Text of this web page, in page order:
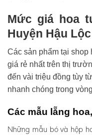
Mức giá hoa
Huyện Hậu
Các sản phẩm tại
giá rẻ nhất trên thị
đến vài triệu đồng tùy
nhanh chóng trong
Các mẫu lẵng
Những mẫu bó và hộp